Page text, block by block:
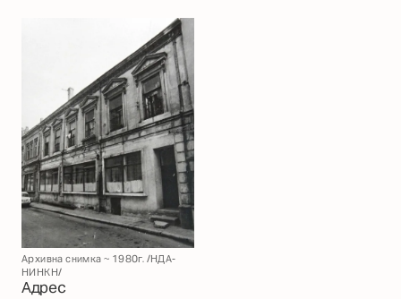
Архивна снимка ~ 1980г. /НДА-
НИНКН/
Адрес